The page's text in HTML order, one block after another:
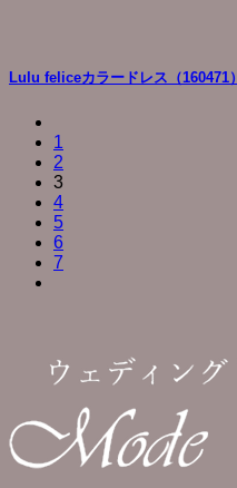
Lulu feliceカラードレス（160471）
1
2
3
4
5
6
7